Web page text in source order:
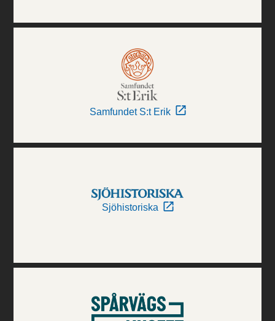
Samfundet S:t Erik
Sjöhistoriska